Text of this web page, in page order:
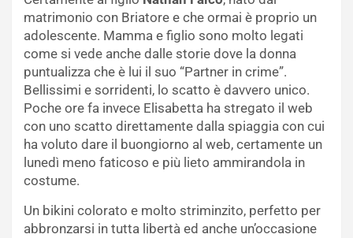
matrimonio con Briatore e che ormai è proprio un
adolescente. Mamma e figlio sono molto legati
come si vede anche dalle storie dove la donna
puntualizza che è lui il suo “Partner in crime”.
Bellissimi e sorridenti, lo scatto è davvero unico.
Poche ore fa invece Elisabetta ha stregato il web
con uno scatto direttamente dalla spiaggia con cui
ha voluto dare il buongiorno al web, certamente un
lunedì meno faticoso e più lieto ammirandola in
costume.
Un bikini colorato e molto striminzito, perfetto per
abbronzarsi in tutta libertà ed anche un’occasione